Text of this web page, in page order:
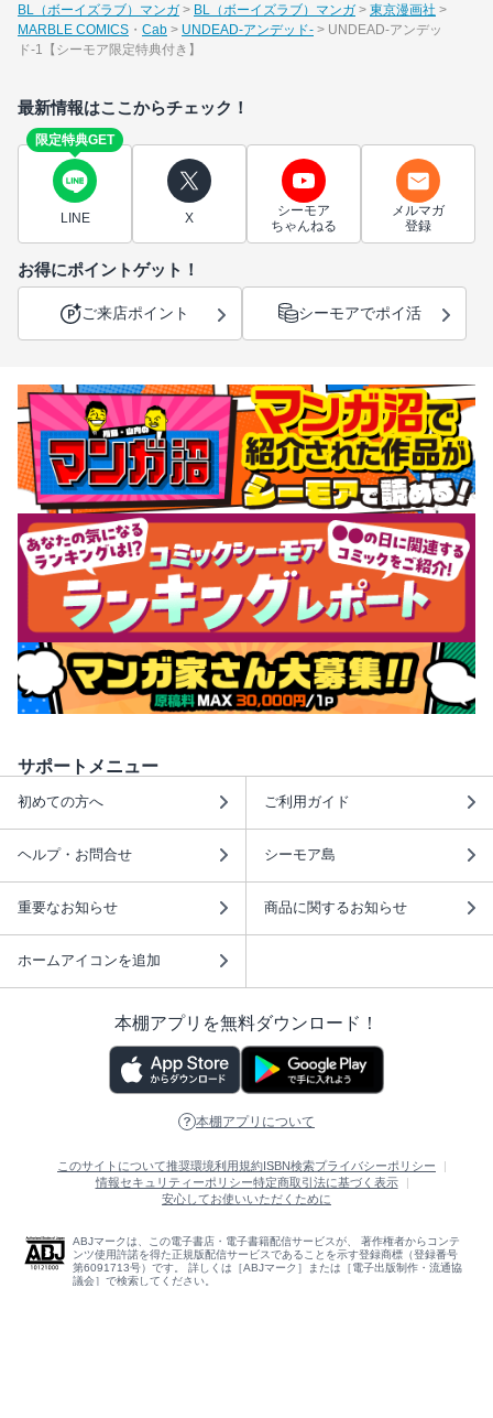
BL（ボーイズラブ）マンガ
BL（ボーイズラブ）マンガ
東京漫画社
MARBLE COMICS
Cab UNDEAD-アンデッド-
UNDEAD-アンデッ
ド-1【シーモア限定特典付き】
最新情報はここからチェック！
限定特典GET
LINE X
シーモア
ちゃんねる
メルマガ
登録
お得にポイントゲット！
ご来店ポイント シーモアでポイ活
サポートメニュー
初めての方へ ご利用ガイド
ヘルプ・お問合せ シーモア島
重要なお知らせ 商品に関するお知らせ
ホームアイコンを追加
本棚アプリを無料ダウンロード！
本棚アプリについて
このサイトについて推奨環境利用規約ISBN検索プライバシーポリシー
情報セキュリティーポリシー特定商取引法に基づく表示
安心してお使いいただくために
ABJマークは、この電子書店・電子書籍配信サービスが、 著作権者からコンテ
ンツ使用許諾を得た正規版配信サービスであることを示す登録商標（登録番号
第6091713号）です。 詳しくは［ABJマーク］または［電子出版制作・流通協
議会］で検索してください。